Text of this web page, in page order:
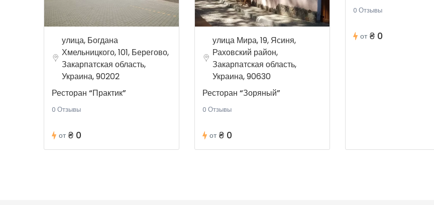
улица, Богдана
Хмельницкого, 101, Берегово,
Закарпатская область,
Украина, 90202
Ресторан “Практик”
0 Отзывы
от ₴ 0
улица Мира, 19, Ясиня,
Раховский район,
Закарпатская область,
Украина, 90630
Ресторан “Зоряный”
0 Отзывы
от ₴ 0
0 Отзывы
от ₴ 0